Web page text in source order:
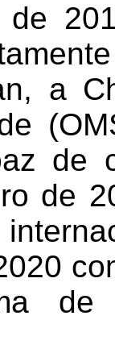
de
a
de
de
de